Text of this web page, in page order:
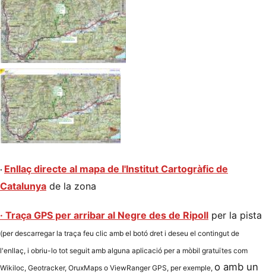
· Enllaç directe al mapa de l'Institut Cartogràfic de
Catalunya de la zona
· Traça GPS per arribar al Negre des de Ripoll per la pista
(per descarregar la traça feu clic amb el botó dret i deseu el contingut de
l'enllaç, i obriu-lo tot seguit amb alguna aplicació per a mòbil gratuïtes com
Wikiloc, Geotracker, OruxMaps o ViewRanger GPS, per exemple, o amb un